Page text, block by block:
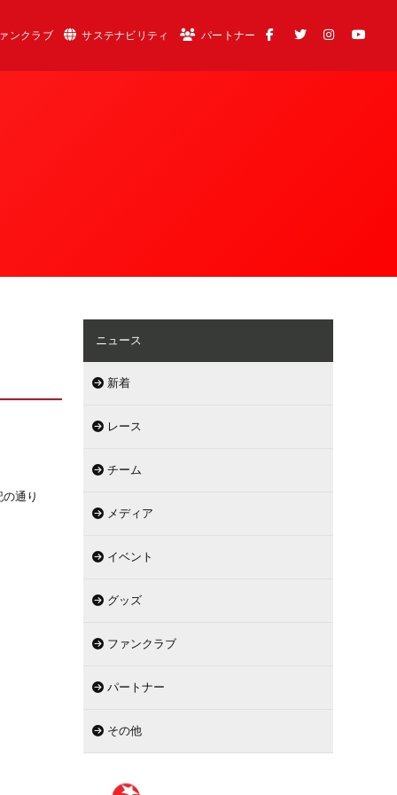
ンクラブ サステナビリティ パートナー
通り
ニュース
新着
レース
チーム
メディア
イベント
グッズ
ファンクラブ
パートナー
その他